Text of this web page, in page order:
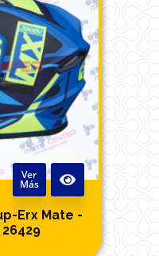
Ver
Más
Erx Mate -